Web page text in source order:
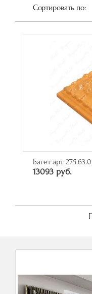
Сортировать по:
Багет арт.
13093 руб.